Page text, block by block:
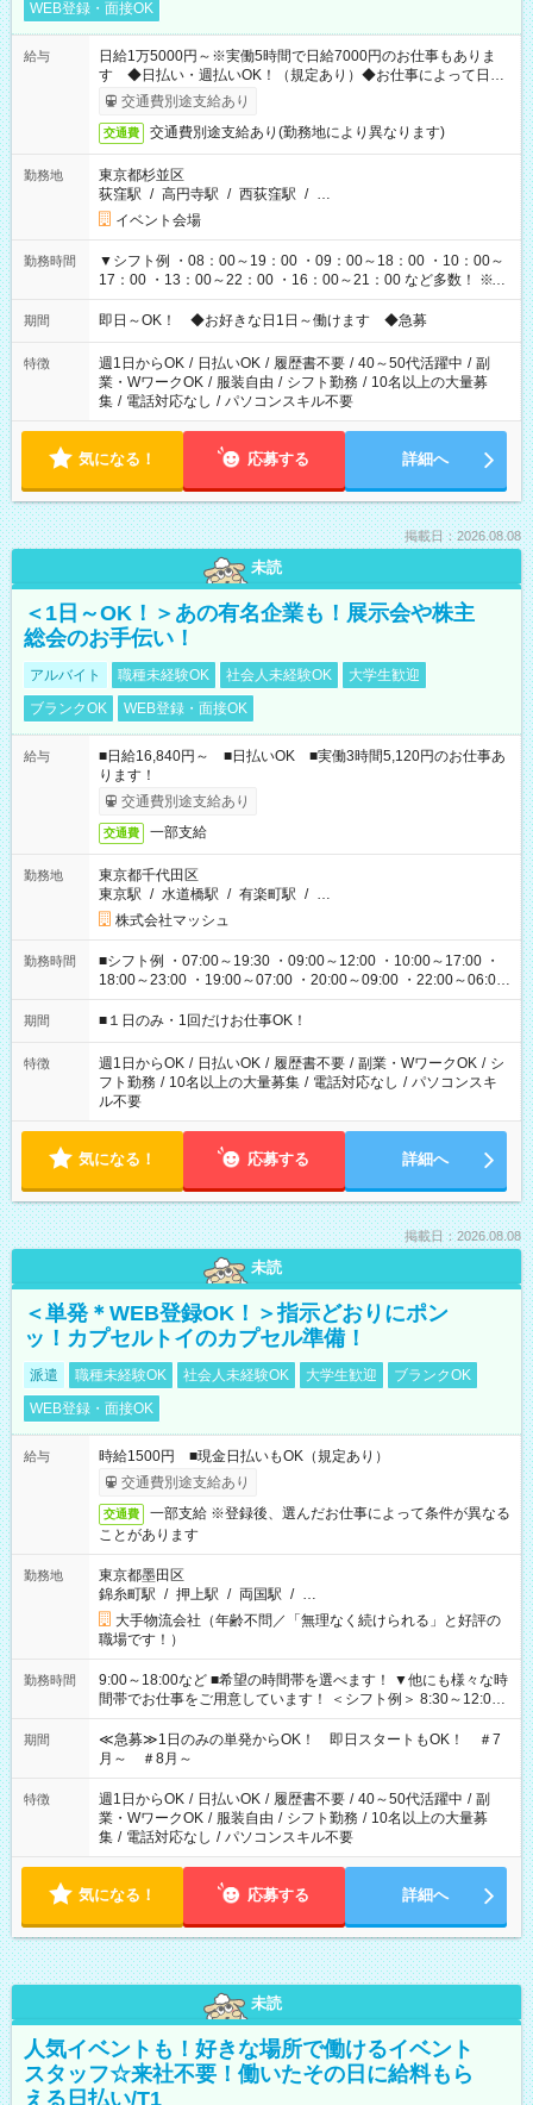
WEB登録・面接OK
給与
日給1万5000円～※実働5時間で日給7000円のお仕事もありま
す ◆日払い・週払いOK！（規定あり）◆お仕事によって日給
も異なります
交通費別途支給あり
交通費 交通費別途支給あり(勤務地により異なります)
勤務地
東京都杉並区
荻窪駅 / 高円寺駅 / 西荻窪駅 / …
イベント会場
勤務時間
▼シフト例 ・08：00～19：00 ・09：00～18：00 ・10：00～
17：00 ・13：00～22：00 ・16：00～21：00 など多数！ ※お
仕事により勤務時間が異なります
期間 即日～OK！ ◆お好きな日1日～働けます ◆急募
特徴 週1日からOK / 日払いOK / 履歴書不要 / 40～50代活躍中 / 副
業・WワークOK / 服装自由 / シフト勤務 / 10名以上の大量募
集 / 電話対応なし / パソコンスキル不要
気になる！ 応募する 詳細へ
掲載日：2026.08.08
未読
＜1日～OK！＞あの有名企業も！展示会や株主
総会のお手伝い！
アルバイト 職種未経験OK 社会人未経験OK
大学生歓迎
ブランクOK
WEB登録・面接OK
給与
■日給16,840円～ ■日払いOK ■実働3時間5,120円のお仕事あ
ります！
交通費別途支給あり
交通費 一部支給
勤務地
東京都千代田区
東京駅 / 水道橋駅 / 有楽町駅 / …
株式会社マッシュ
勤務時間
■シフト例 ・07:00～19:30 ・09:00～12:00 ・10:00～17:00 ・
18:00～23:00 ・19:00～07:00 ・20:00～09:00 ・22:00～06:00
etc ★最短で3時間で5,120円のお仕事から 15時間で2万円近く稼
げるお仕事も！ ご希望のお時間に合わせてご紹介！ ※シフトは
ください！
期間 ■１日のみ・1回だけお仕事OK！
特徴 週1日からOK / 日払いOK / 履歴書不要 / 副業・WワークOK / シ
フト勤務 / 10名以上の大量募集 / 電話対応なし / パソコンスキ
ル不要
気になる！ 応募する 詳細へ
掲載日：2026.08.08
未読
＜単発＊WEB登録OK！＞指示どおりにポン
ッ！カプセルトイのカプセル準備！
派遣 職種未経験OK 社会人未経験OK 大学生歓迎
ブランクOK
WEB登録・面接OK
給与
時給1500円 ■現金日払いもOK（規定あり）
交通費別途支給あり
交通費
一部支給 ※登録後、選んだお仕事によって条件が異なる
ことがあります
勤務地
東京都墨田区
錦糸町駅 / 押上駅 / 両国駅 / …
大手物流会社（年齢不問／「無理なく続けられる」と好評の
職場です！）
勤務時間
9:00～18:00など ■希望の時間帯を選べます！ ▼他にも様々な時
間帯でお仕事をご用意しています！ ＜シフト例＞ 8:30～12:00
17:00～22:00 13:00～22:00 22:00～翌6:00 など
期間
≪急募≫1日のみの単発からOK！ 即日スタートもOK！ ＃7
月～ ＃8月～
特徴 週1日からOK / 日払いOK / 履歴書不要 / 40～50代活躍中 / 副
業・WワークOK / 服装自由 / シフト勤務 / 10名以上の大量募
集 / 電話対応なし / パソコンスキル不要
気になる！ 応募する 詳細へ
未読
人気イベントも！好きな場所で働けるイベント
スタッフ☆来社不要！働いたその日に給料もら
える日払い/T1